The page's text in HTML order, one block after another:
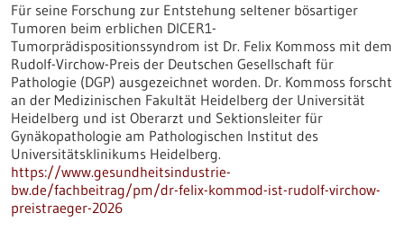
Für seine Forschung zur Entstehung seltener bösartiger
Tumoren beim erblichen DICER1-
Tumorprädispositionssyndrom ist Dr. Felix Kommoss mit dem
Rudolf-Virchow-Preis der Deutschen Gesellschaft für
Pathologie (DGP) ausgezeichnet worden. Dr. Kommoss forscht
an der Medizinischen Fakultät Heidelberg der Universität
Heidelberg und ist Oberarzt und Sektionsleiter für
Gynäkopathologie am Pathologischen Institut des
Universitätsklinikums Heidelberg.
https://www.gesundheitsindustrie-
bw.de/fachbeitrag/pm/dr-felix-kommod-ist-rudolf-virchow-
preistraeger-2026